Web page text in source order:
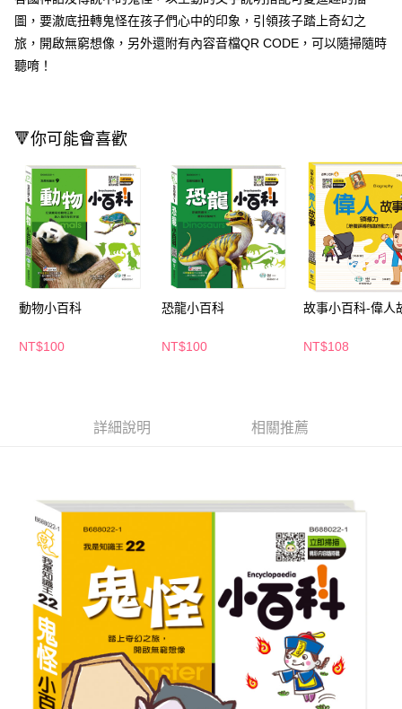
街口支付
悠遊付
相關說明
AFTEE先享後付是「在收到商品之後才付款」的支付方式。 讓您購物簡單
便利好安心！
１．簡單：不需註冊會員、不需綁卡、不需儲值。
２．便利：只要手機號碼，簡訊認證，即可結帳。
３．安心：先確認商品／服務後，再付款。
【「AFTEE先享後付」結帳流程】
１．於結帳方式選擇「AFTEE先享後付」後，將跳轉至「AFTEE先享後付」
結帳頁面，進行簡訊認證並確認金額後，即可完成結帳。
２．訂單成立數日內，您將收到繳費通知簡訊。
ATM／網路銀行／等多元方式進行付款，方視為交易完成。
是否繳費成功／繳費後需取消欲退款等相關疑問，請聯繫「AFTEE先享後付
易，需依本服務之必要範圍內提供個人資料，並將交易相關給付款項請求債
權轉讓予恩沛科技股份有限公司。
２．關於個人資料處理事宜，請瀏覽以下網址：
https://aftee.tw/terms/#terms3
３．未成年的使用者請事先徵得法定代理人或監護人之同意方可使用
「AFTEE先享後付」，若未經同意申辦者引起之損失，本公司不負相關責
任。
４．使用「AFTEE先享後付」時，將依據個別帳號之用戶狀況，依本公司即
時審查核予不同之上限額度；若仍有額度不足之情形，本公司將視審查結果
請求用戶進行身份認證。
５．嚴禁一人註冊多個帳號或使用他人資訊註冊。若發現惡意使用之情形，
恩沛科技股份有限公司將有權停止該用戶之使用額度並採取法律行動。
即享券
運送方式
全家取貨付款
每筆NT$65，滿NT$390(含以上)免運費
付款後全家取貨
每筆NT$65，滿NT$490(含以上)免運費
付款後7-11取貨
每筆NT$65，滿NT$490(含以上)免運費
宅配(本島)
每筆NT$100，滿NT$790(含以上)免運費
付款後寶雅門市自取(由倉庫統一出貨)
每筆NT$80，滿NT$290(含以上)免運費
圖，要澈底扭轉鬼怪在孩子們心中的印象，引領孩子踏上奇幻之
旅，開啟無窮想像，另外還附有內容音檔QR CODE，可以隨掃隨時
聽唷！
🔻你可能會喜歡
動物小百科
NT$100
恐龍小百科
NT$100
故事小百科-偉人
NT$108
詳細說明 相關推薦